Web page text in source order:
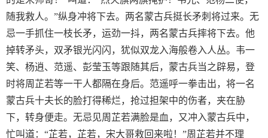
随我救人。”纵身冲将下去。两名蒙古兵挺长矛刺将过来。无
忌一手抓住一枝长矛，运劲一抖，两名蒙古兵摔将下去。他
掉转矛头，双矛银光闪闪，犹似双龙入海般卷入人丛。韦一
笑、杨逍、范遥、彭莹玉等跟随其后，蒙古兵当之辟易，登
时将周芷若等一干人都隔在身后。范遥呼一拳击出，将一名
蒙古兵十夫长的脸打得稀烂，抢过担架中的伤者，夹在胁
下，转身便走。无忌见周芷若满脸是血，又冲入蒙古兵中，
忙叫道：“芷若，芷若，宋大哥救回来啦！”周芷若并不理